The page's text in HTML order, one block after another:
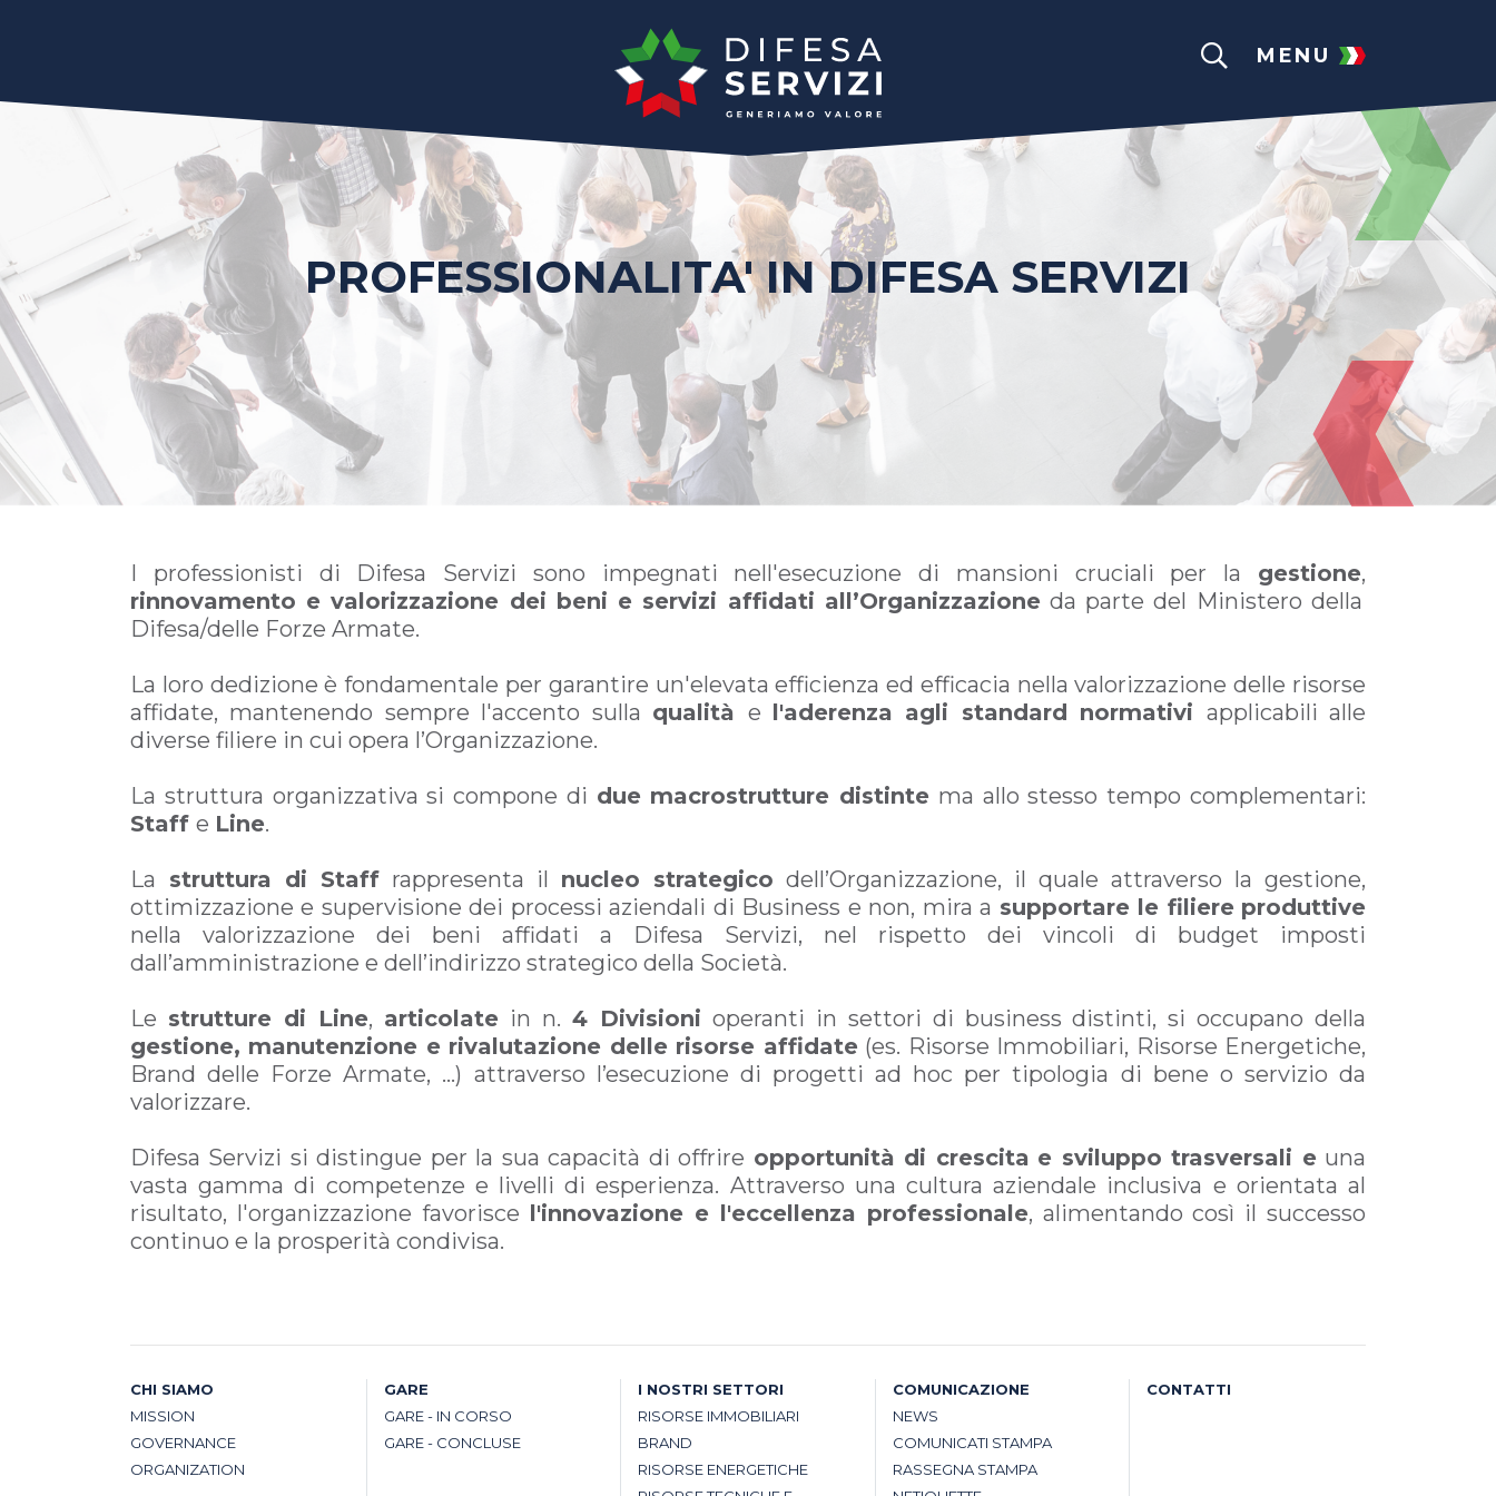
MENU
PROFESSIONALITA' IN DIFESA SERVIZI
I professionisti di Difesa Servizi sono impegnati nell'esecuzione di mansioni cruciali per la gestione,
rinnovamento e valorizzazione dei beni e servizi affidati all’Organizzazione da parte del Ministero della
Difesa/delle Forze Armate.
La loro dedizione è fondamentale per garantire un'elevata efficienza ed efficacia nella valorizzazione delle risorse
affidate, mantenendo sempre l'accento sulla qualità e l'aderenza agli standard normativi applicabili alle
diverse filiere in cui opera l’Organizzazione.
La struttura organizzativa si compone di due macrostrutture distinte ma allo stesso tempo complementari:
Staff e Line.
La struttura di Staff rappresenta il nucleo strategico dell’Organizzazione, il quale attraverso la gestione,
ottimizzazione e supervisione dei processi aziendali di Business e non, mira a supportare le filiere produttive
nella valorizzazione dei beni affidati a Difesa Servizi, nel rispetto dei vincoli di budget imposti
dall’amministrazione e dell’indirizzo strategico della Società.
Le strutture di Line, articolate in n.4 Divisioni operanti in settori di business distinti, si occupano della
gestione, manutenzione e rivalutazione delle risorse affidate (es. Risorse Immobiliari, Risorse Energetiche,
Brand delle Forze Armate, …) attraverso l’esecuzione di progetti ad hoc per tipologia di bene o servizio da
valorizzare.
Difesa Servizi si distingue per la sua capacità di offrire opportunità di crescita e sviluppo trasversali e una
vasta gamma di competenze e livelli di esperienza. Attraverso una cultura aziendale inclusiva e orientata al
risultato, l'organizzazione favorisce l'innovazione e l'eccellenza professionale, alimentando così il successo
continuo e la prosperità condivisa.
CHI SIAMO
MISSION
GOVERNANCE
ORGANIZATION
GARE
GARE - IN CORSO
GARE - CONCLUSE
I NOSTRI SETTORI
RISORSE IMMOBILIARI
BRAND
RISORSE ENERGETICHE
COMUNICAZIONE
NEWS
COMUNICATI STAMPA
RASSEGNA STAMPA
CONTATTI